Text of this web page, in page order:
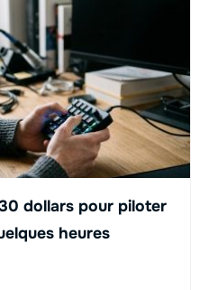
dollars pour piloter
heures